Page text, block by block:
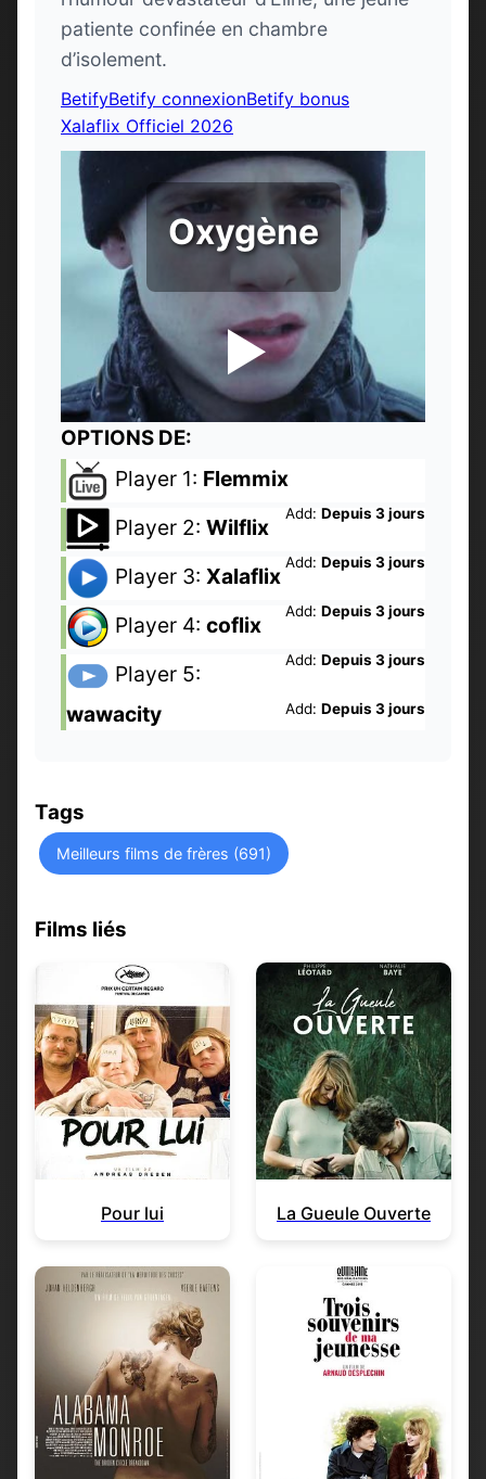
patiente confinée en chambre
d’isolement.
BetifyBetify connexionBetify bonus
Xalaflix Officiel 2026
Oxygène
OPTIONS DE:
Player 1: Flemmix
Add: Depuis 3 jours
Player 2: Wilflix
Add: Depuis 3 jours
Player 3: Xalaflix
Add: Depuis 3 jours
Player 4: coflix
Add: Depuis 3 jours
Player 5:
wawacity
Add: Depuis 3 jours
Tags
Meilleurs films de frères (691)
Films liés
Pour lui La Gueule Ouverte